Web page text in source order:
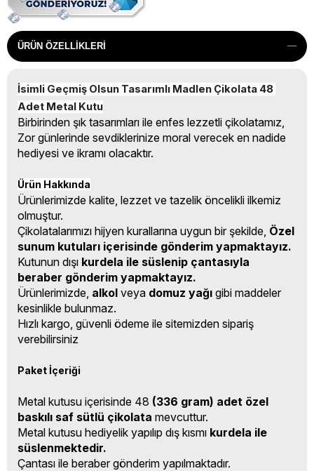
ÜRÜN ÖZELLIKLERI
İsimli Geçmiş Olsun Tasarımlı Madlen Çikolata 48
Adet Metal Kutu
Birbirinden şık tasarımları ile enfes lezzetli çikolatamız,
Zor günlerinde sevdiklerinize moral verecek en nadide
hediyesi ve ikramı olacaktır.
Ürün Hakkında
Ürünlerimizde kalite, lezzet ve tazelik öncelikli ilkemiz
olmuştur.
Çikolatalarımızı hijyen kurallarına uygun bir şekilde, Özel
sunum kutuları içerisinde gönderim yapmaktayız.
Kutunun dışı kurdela ile süslenip çantasıyla
beraber gönderim yapmaktayız.
Ürünlerimizde, alkol veya domuz yağı gibi maddeler
kesinlikle bulunmaz.
Hızlı kargo, güvenli ödeme ile sitemizden sipariş
verebilirsiniz
Paket İçeriği
Metal kutusu içerisinde 48 (336 gram) adet özel
baskılı saf sütlü çikolata mevcuttur.
Metal kutusu hediyelik yapılıp dış kısmı kurdela ile
süslenmektedir.
Çantası ile beraber gönderim yapılmaktadır.